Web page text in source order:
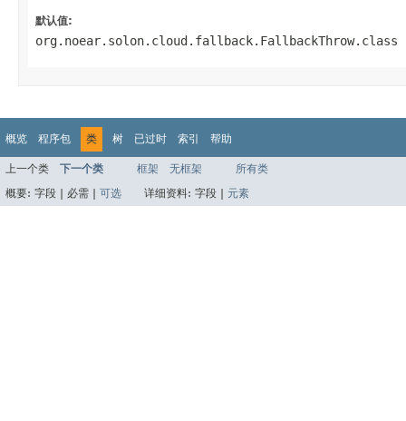
默认值:
org.noear.solon.cloud.fallback.FallbackThrow.class
概览 程序包 类 树 已过时 索引 帮助
上一个类 下一个类 框架 无框架
所有类
概要: 字段 | 必需 | 可选 详细资料: 字段 | 元素